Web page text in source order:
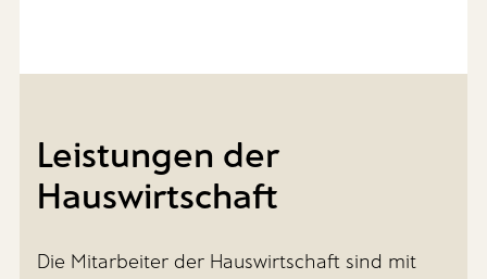
Leistungen der
Hauswirtschaft
Die Mitarbeiter der Hauswirtschaft sind mit